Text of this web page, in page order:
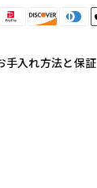
手入れ方法と保証